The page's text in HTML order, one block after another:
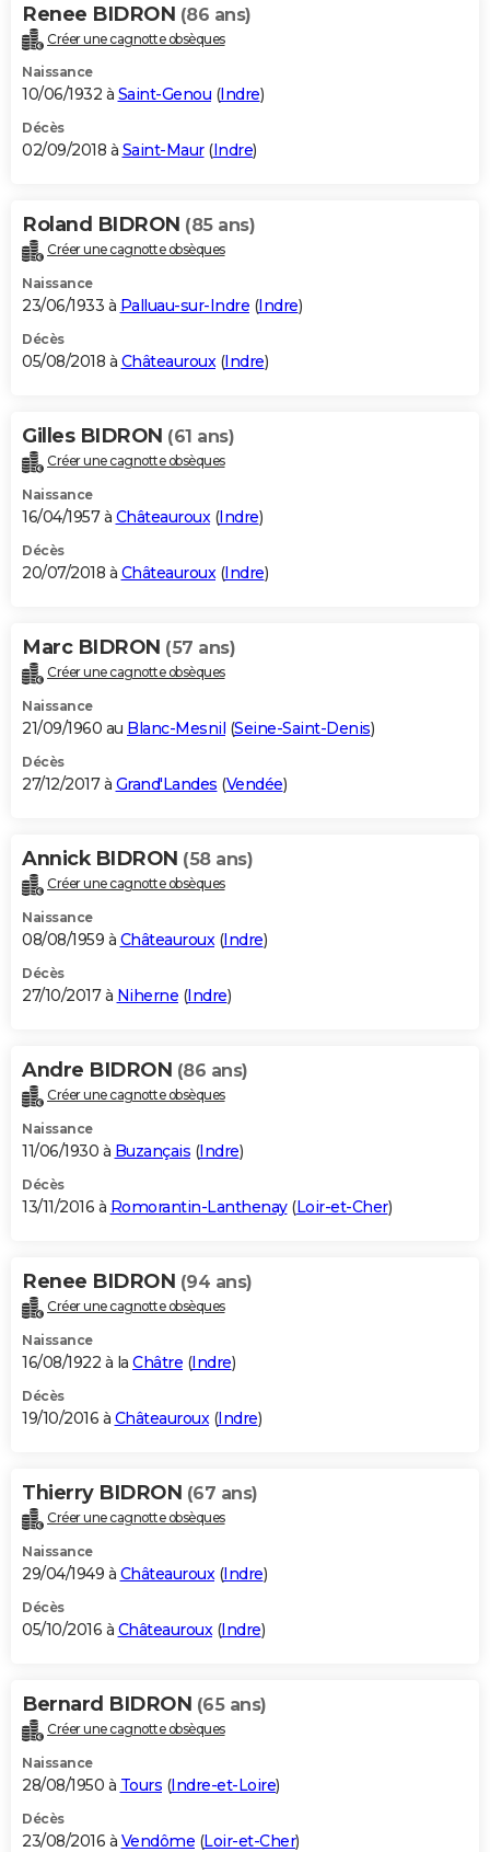
Renee BIDRON (86 ans)
Créer une cagnotte obsèques
Naissance
10/06/1932 à Saint-Genou (Indre)
Décès
02/09/2018 à Saint-Maur(Indre)
Roland BIDRON (85 ans)
Créer une cagnotte obsèques
Naissance
23/06/1933 à Palluau-sur-Indre (Indre)
Décès
05/08/2018 à Châteauroux(Indre)
Gilles BIDRON (61 ans)
Créer une cagnotte obsèques
Naissance
16/04/1957 à Châteauroux(Indre)
Décès
20/07/2018 à Châteauroux(Indre)
Marc BIDRON (57 ans)
Créer une cagnotte obsèques
Naissance
21/09/1960 au Blanc-Mesnil (Seine-Saint-Denis)
Décès
27/12/2017 à Grand'Landes (Vendée)
Annick BIDRON (58 ans)
Créer une cagnotte obsèques
Naissance
08/08/1959 à Châteauroux(Indre)
Décès
27/10/2017 à Niherne (Indre)
Andre BIDRON (86 ans)
Créer une cagnotte obsèques
Naissance
11/06/1930 à Buzançais (Indre)
Décès
13/11/2016 à Romorantin-Lanthenay(Loir-et-Cher)
Renee BIDRON (94 ans)
Créer une cagnotte obsèques
Naissance
16/08/1922 à la Châtre (Indre)
Décès
19/10/2016 à Châteauroux(Indre)
Thierry BIDRON (67 ans)
Créer une cagnotte obsèques
Naissance
29/04/1949 à Châteauroux(Indre)
Décès
05/10/2016 à Châteauroux(Indre)
Bernard BIDRON (65 ans)
Créer une cagnotte obsèques
Naissance
28/08/1950 à Tours (Indre-et-Loire)
Décès
23/08/2016 à Vendôme (Loir-et-Cher)